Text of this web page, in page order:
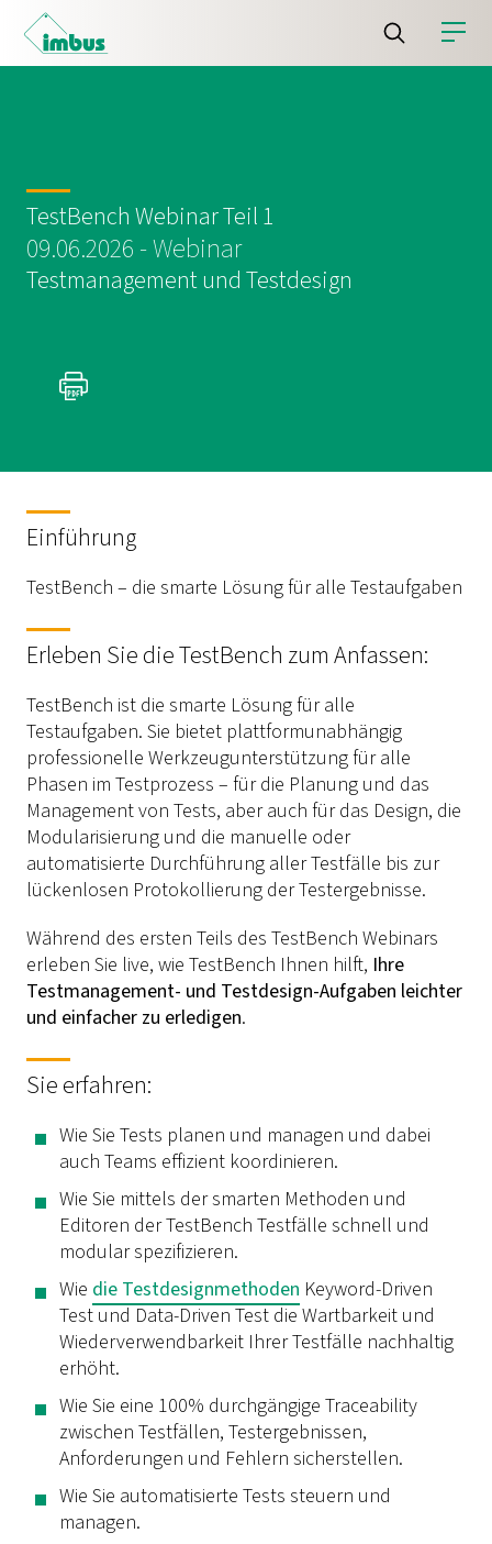
TestBench Webinar Teil 1
09.06.2026 - Webinar
Testmanagement und Testdesign
Einführung
TestBench – die smarte Lösung für alle Testaufgaben
Erleben Sie die TestBench zum Anfassen:
TestBench ist die smarte Lösung für alle
Testaufgaben. Sie bietet plattformunabhängig
professionelle Werkzeugunterstützung für alle
Phasen im Testprozess – für die Planung und das
Management von Tests, aber auch für das Design, die
Modularisierung und die manuelle oder
automatisierte Durchführung aller Testfälle bis zur
lückenlosen Protokollierung der Testergebnisse.
Während des ersten Teils des TestBench Webinars
erleben Sie live, wie TestBench Ihnen hilft, Ihre
Testmanagement- und Testdesign-Aufgaben leichter
und einfacher zu erledigen.
Sie erfahren:
Wie Sie Tests planen und managen und dabei
auch Teams effizient koordinieren.
Wie Sie mittels der smarten Methoden und
Editoren der TestBench Testfälle schnell und
modular spezifizieren.
Wie die Testdesignmethoden Keyword-Driven
Test und Data-Driven Test die Wartbarkeit und
Wiederverwendbarkeit Ihrer Testfälle nachhaltig
erhöht.
Wie Sie eine 100% durchgängige Traceability
zwischen Testfällen, Testergebnissen,
Anforderungen und Fehlern sicherstellen.
Wie Sie automatisierte Tests steuern und
managen.